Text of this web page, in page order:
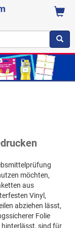
möchten,
aus
Vinyl,
abziehen lässt,
Folie
hinterlässt, sind für